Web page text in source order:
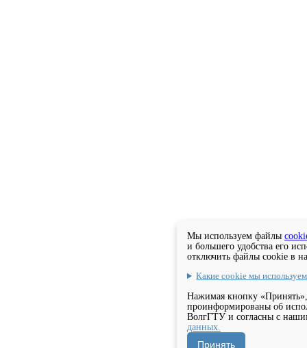
Мы используем файлы
и большего удобства его
отключить файлы cookie в
Какие cookie мы используем
Нажимая кнопку
проинформированы об
ВолгГТУ и согласны с
данных.
Принять